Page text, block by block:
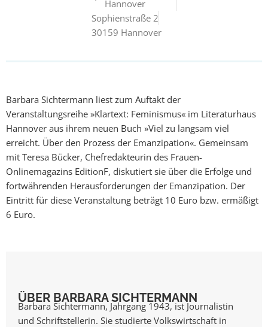
Hannover
Sophienstraße 2
30159 Hannover
Barbara Sichtermann liest zum Auftakt der
Veranstaltungsreihe »Klartext: Feminismus« im Literaturhaus
Hannover aus ihrem neuen Buch »Viel zu langsam viel
erreicht. Über den Prozess der Emanzipation«. Gemeinsam
mit Teresa Bücker, Chefredakteurin des Frauen-
Onlinemagazins EditionF, diskutiert sie über die Erfolge und
fortwährenden Herausforderungen der Emanzipation. Der
Eintritt für diese Veranstaltung beträgt 10 Euro bzw. ermäßigt
6 Euro.
ÜBER BARBARA SICHTERMANN
Barbara Sichtermann, Jahrgang 1943, ist Journalistin
und Schriftstellerin. Sie studierte Volkswirtschaft in